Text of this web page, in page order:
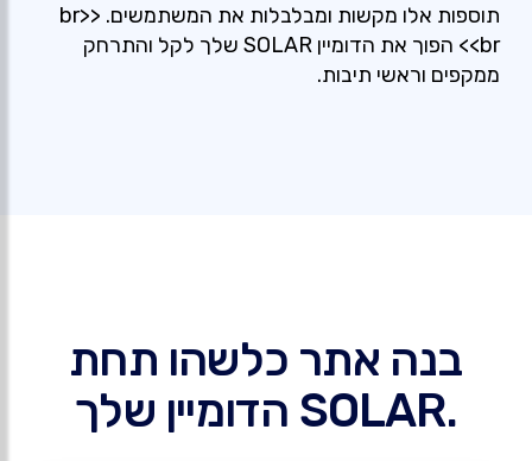
תוספות אלו מקשות ומבלבלות את המשתמשים. <br>
<br> הפוך את הדומיין SOLAR שלך לקל והתרחק
ממקפים וראשי תיבות.
בנה אתר כלשהו תחת
.SOLAR הדומיין שלך